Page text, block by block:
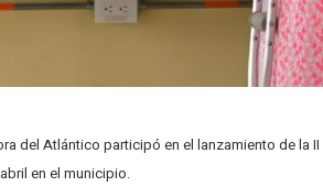
del Atlántico participó en el lanzamiento de la
en el municipio.